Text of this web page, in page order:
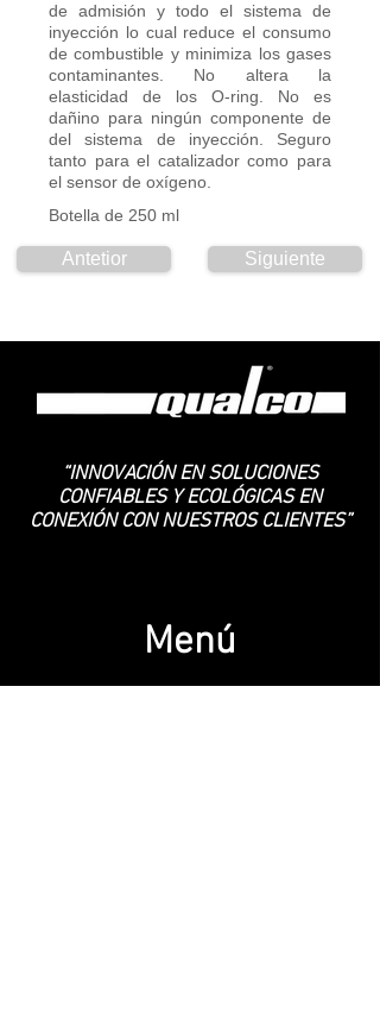
de admisión y todo el sistema de
inyección lo cual reduce el consumo
de combustible y minimiza los gases
contaminantes. No altera la
elasticidad de los O-ring. No es
dañino para ningún componente de
del sistema de inyección. Seguro
tanto para el catalizador como para
el sensor de oxígeno.
Botella de 250 ml
Antetior Siguiente
“INNOVACIÓN EN SOLUCIONES
CONFIABLES Y ECOLÓGICAS EN
CONEXIÓN CON NUESTROS CLIENTES”
Menú